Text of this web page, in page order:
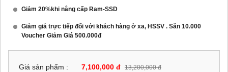
Giảm 20%khi nâng cấp Ram-SSD
Giảm giá trực tiếp đối với khách hàng ở xa, HSSV . Săn 10.000
Voucher Giảm Giá 500.000đ
Giá sản phẩm : 7,100,000 đ 13,200,000 đ